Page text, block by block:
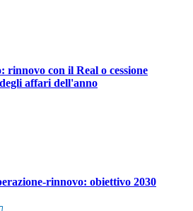
rinnovo con il Real o cessione
affari dell'anno
rinnovo: obiettivo 2030